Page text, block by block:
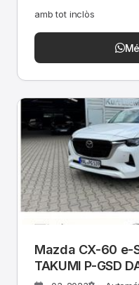
amb tot inclòs
Mazda CX-60 e-
TAKUMI P-GSD